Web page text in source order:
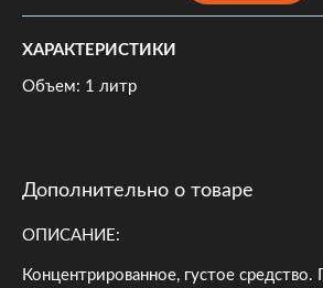
ХАРАКТЕРИСТИКИ
Объем: 1 литр
Дополнительно о товаре
ОПИСАНИЕ:
Концентрированное, густое средство.